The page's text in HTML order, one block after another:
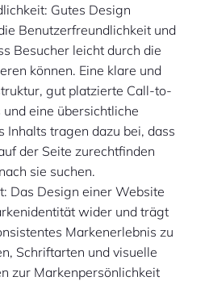
Gutes Design
Benutzerfreundlichkeit und
Besucher leicht durch die
können. Eine klare und
gut platzierte Call-to-
eine übersichtliche
Inhalts tragen dazu bei, dass
der Seite zurechtfinden
sie suchen.
Das Design einer Website
wider und trägt
Markenerlebnis zu
Schriftarten und visuelle
zur Markenpersönlichkeit